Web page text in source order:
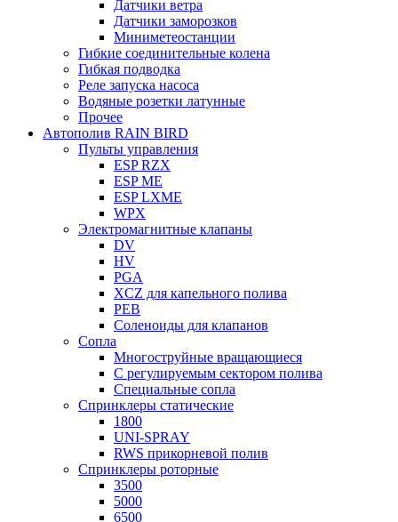
Датчики ветра
Датчики заморозков
Миниметеостанции
Гибкие соединительные колена
Гибкая подводка
Реле запуска насоса
Водяные розетки латунные
Прочее
Автополив RAIN BIRD
Пульты управления
ESP RZX
ESP ME
ESP LXME
WPX
Электромагнитные клапаны
DV
HV
PGA
XCZ для капельного полива
PEB
Соленоиды для клапанов
Сопла
Многоструйные вращающиеся
С регулируемым сектором полива
Специальные сопла
Спринклеры статические
1800
UNI-SPRAY
RWS прикорневой полив
Спринклеры роторные
3500
5000
6500